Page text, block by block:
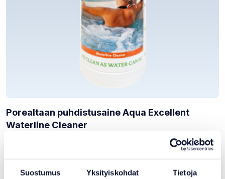
Suostumus Yksityiskohdat Tietoja
Porealtaan puhdistusaine Aqua Excellent
Waterline Cleaner